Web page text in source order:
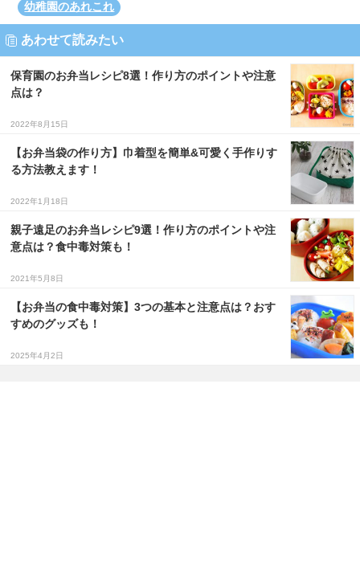
幼稚園のあれこれ
あわせて読みたい
保育園のお弁当レシピ8選！作り方のポイントや注意
点は？
2022年8月15日
【お弁当袋の作り方】巾着型を簡単&可愛く手作りす
る方法教えます！
2022年1月18日
親子遠足のお弁当レシピ9選！作り方のポイントや注
意点は？食中毒対策も！
2021年5月8日
【お弁当の食中毒対策】3つの基本と注意点は？おす
すめのグッズも！
2025年4月2日